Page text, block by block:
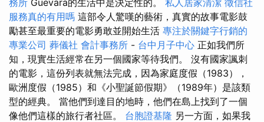
務所 Guevara的生活中是決定性的。 私人居家清潔 徵信社
服務真的有用嗎 這部令人驚嘆的藝術，真實的故事電影鼓
勵甚至最重要的電影勇敢並開始生活 專注於關鍵字行銷的
專業公司 葬儀社 會計事務所 - 台中月子中心 正如我們所
知，現實生活經常在另一個國家等待我們。 沒有國家諷刺
的電影，這份列表就無法完成，因為家庭度假（1983），
歐洲度假（1985）和《小聖誕節假期》（1989年）是該類
型的經典。 當他們到達目的地時，他們在島上找到了一個
像他們這樣的旅行者社區。 台胞證基隆 另一方面，如果我